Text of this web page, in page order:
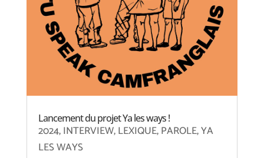
Lancement du projet Ya les ways !
2024,INTERVIEW,LEXIQUE,PAROLE,YA
LES WAYS